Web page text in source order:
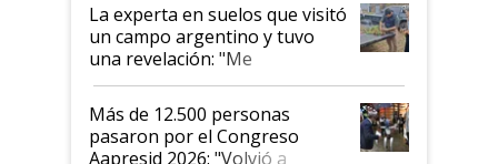
La experta en suelos que visitó
un campo argentino y tuvo
una revelación: "Me
impresionó mucho"
Más de 12.500 personas
pasaron por el Congreso
Aapresid 2026: "Volvió a